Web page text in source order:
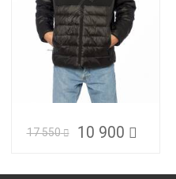
17 550 10 900